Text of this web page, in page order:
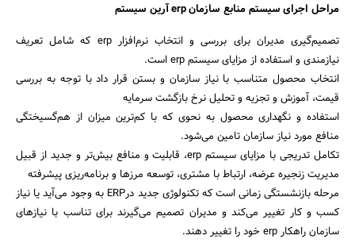
مراحل اجرای سیستم منابع سازمان erp آرین سیستم
تصمیم‌گیری مدیران برای بررسی و انتخاب نرم‌افزار erp که شامل تعریف
نیازمندی و استفاده از مزایای سیستم erp است.
انتخاب محصول متناسب با نیاز سازمان و بستن قرار داد با توجه به بررسی
قیمت، آموزش و تجزیه و تحلیل نرخ بازگشت سرمایه
استفاده و نگهداری محصول به نحوی که با کم‌ترین میزان از هم‌گسیختگی
منافع مورد نیاز سازمان تامین می‌شود.
تکامل تدریجی با مزایای سیستم erp، قابلیت و منافع بیش‌تر و جدید از قبیل
مدیریت زنجیره عرضه، ارتباط با مشتری، توسعه مرزها و برنامه‌ریزی پیشرفته
مرحله بازنشستگی زمانی است که تکنولوژی جدید درERP به وجود می‌آید یا نیاز
کسب و کار تغییر می‌کند و مدیران تصمیم می‌گیرند برای تناسب با نیازهای
سازمان راهکار erp خود را تغییر دهند.